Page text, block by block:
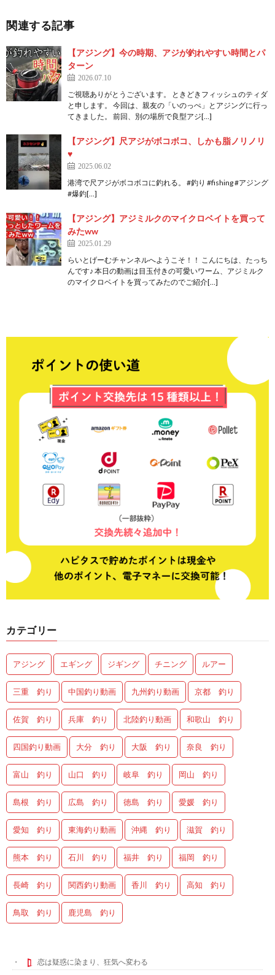
関連する記事
【アジング】今の時期、アジが釣れやすい時間とパ
ターン
2026.07.10
ご視聴ありがとうございます。 ときどきフィッシュのティダ
と申します。 今回は、親友の「いのっぺ」とアジングに行っ
てきました。 前回、別の場所で良型アジ[…]
【アジング】尺アジがボコボコ、しかも脂ノリノリ
♥
2025.06.02
港湾で尺アジがボコボコに釣れる。 #釣り #fishing #アジング
#爆釣[…]
【アジング】アジミルクのマイクロベイトを買って
みたww
2025.01.29
らいとげーむチャンネルへようこそ！！ こんにちは、たっち
んです♪ 本日の動画は目玉付きの可愛いワーム、アジミルク
のマイクロベイトを買ってみたのでご紹介[…]
カテゴリー
アジング エギング ジギング チニング ルアー
三重 釣り 中国釣り動画 九州釣り動画 京都 釣り
佐賀 釣り 兵庫 釣り 北陸釣り動画 和歌山 釣り
四国釣り動画 大分 釣り 大阪 釣り 奈良 釣り
富山 釣り 山口 釣り 岐阜 釣り 岡山 釣り
島根 釣り 広島 釣り 徳島 釣り 愛媛 釣り
愛知 釣り 東海釣り動画 沖縄 釣り 滋賀 釣り
熊本 釣り 石川 釣り 福井 釣り 福岡 釣り
長崎 釣り 関西釣り動画 香川 釣り 高知 釣り
鳥取 釣り 鹿児島 釣り
恋は疑惑に染まり、狂気へ変わる